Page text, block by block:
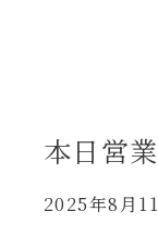
本日営
2025年8月